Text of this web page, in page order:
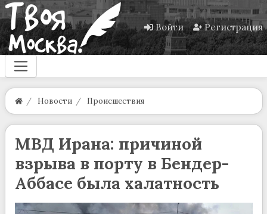
Войти Регистрация
Новости Происшествия
МВД Ирана: причиной
взрыва в порту в Бендер-
Аббасе была халатность